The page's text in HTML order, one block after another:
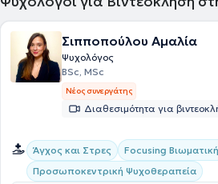
Σιπποπούλου Αμαλία
Ψυχολόγος
BSc, MSc
Νέος συνεργάτης
Διαθεσιμότητα για
Άγχος και Στρες
Focusing
Προσωποκεντρική Ψυχοθεραπεία